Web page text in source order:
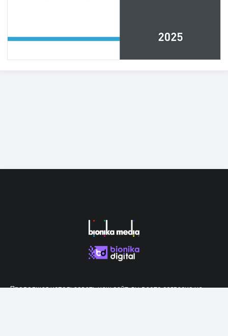
Продолжая использовать наш сайт, вы даете согласие на